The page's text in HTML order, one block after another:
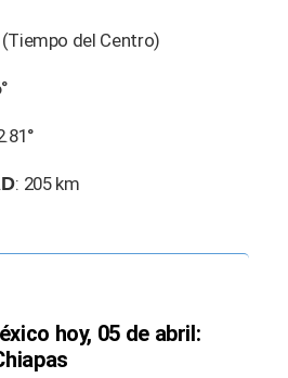
(Tiempo del Centro)
: 205 km
hoy, 05 de abril: